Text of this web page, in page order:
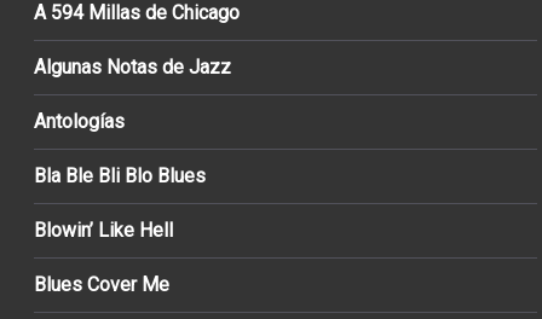
A 594 Millas de Chicago
Algunas Notas de Jazz
Antologías
Bla Ble Bli Blo Blues
Blowin’ Like Hell
Blues Cover Me